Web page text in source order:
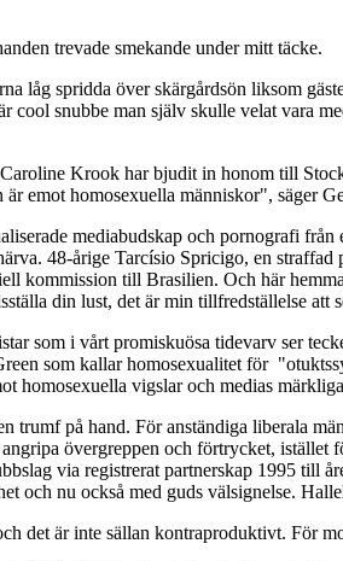
trevade smekande under mitt täcke.
låg spridda över skärgårdsön liksom
cool snubbe man själv skulle velat vara
Krook har bjudit in honom till
emot homosexuella människor", säger
mediabudskap och pornografi
48-årige Tarcísio Spricigo, en
kommission till Brasilien. Och här
din lust, det är min tillfredställelse att
som i vårt promiskuösa tidevarv ser
som kallar homosexualitet för
homosexuella vigslar och medias
trumf på hand. För anständiga liberala
övergreppen och förtrycket,
via registrerat partnerskap 1995
och nu också med guds välsignelse.
det är inte sällan kontraproduktivt. För